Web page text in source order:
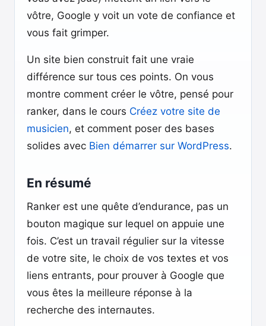
vôtre, Google y voit un vote de confiance et
vous fait grimper.
Un site bien construit fait une vraie
différence sur tous ces points. On vous
montre comment créer le vôtre, pensé pour
ranker, dans le cours Créez votre site de
musicien, et comment poser des bases
solides avec Bien démarrer sur WordPress.
En résumé
Ranker est une quête d’endurance, pas un
bouton magique sur lequel on appuie une
fois. C’est un travail régulier sur la vitesse
de votre site, le choix de vos textes et vos
liens entrants, pour prouver à Google que
vous êtes la meilleure réponse à la
recherche des internautes.